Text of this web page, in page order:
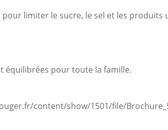
pour limiter le sucre, le sel et les
équilibrées pour toute la famille.
content/show/1501/file/